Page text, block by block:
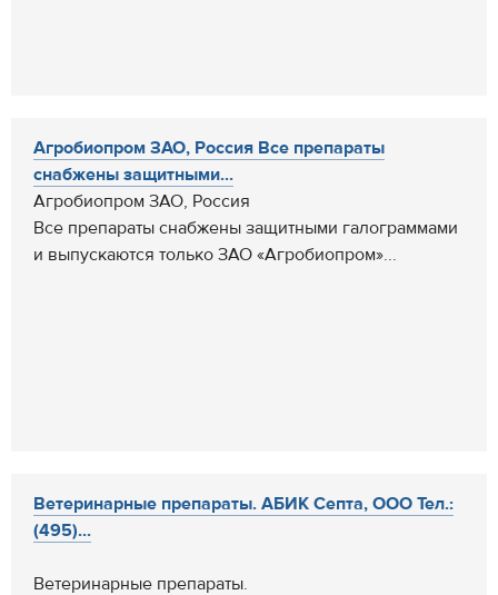
Агробиопром ЗАО, Россия Все препараты
снабжены защитными...
Агробиопром ЗАО, Россия
Все препараты снабжены защитными галограммами
и выпускаются только ЗАО «Агробиопром»...
Ветеринарные препараты. АБИК Септа, ООО Тел.:
(495)...
Ветеринарные препараты.